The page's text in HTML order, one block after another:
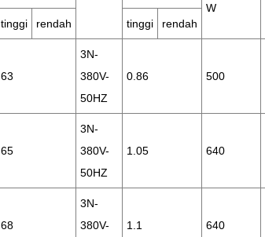
W
tinggi rendah tinggi rendah
63
3N-
380V-
50HZ
0.86 500
65
3N-
380V-
50HZ
1.05 640
68
3N-
380V-
1.1 640